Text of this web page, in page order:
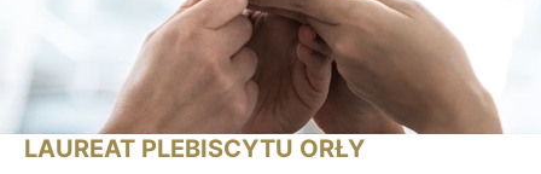
LAUREAT PLEBISCYTU ORŁY